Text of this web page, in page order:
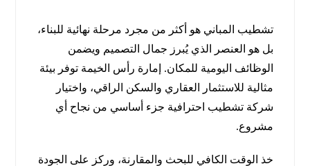
تشطيب المباني هو أكثر من مجرد مرحلة نهائية للبناء،
بل هو العنصر الذي يُبرز جمال التصميم ويضمن
الوظائف اليومية للمكان. إمارة رأس الخيمة توفر بيئة
مثالية للاستثمار العقاري والسكن الراقي، واختيار
شركة تشطيب احترافية جزء أساسي من نجاح أي
مشروع.
خذ الوقت الكافي للبحث والمقارنة، وركز على الجودة